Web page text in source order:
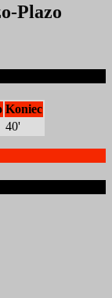
Plazo
Koniec
40'